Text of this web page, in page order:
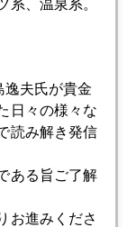
月 12月
系、温泉系。
逸夫氏が貴金
日々の様々な
読み解き発信
ある旨ご了解
お進みくださ